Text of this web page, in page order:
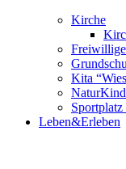
Kirche
Kita
Leben&Erleben